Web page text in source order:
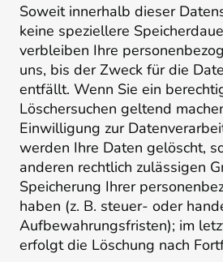
Soweit innerhalb dieser
keine speziellere
verbleiben Ihre
uns, bis der Zweck für die
entfällt. Wenn Sie ein
Löschersuchen geltend
Einwilligung zur
werden Ihre Daten gelöscht,
anderen rechtlich zulässigen
Speicherung Ihrer
haben (z. B. steuer- oder
Aufbewahrungsfristen); im
erfolgt die Löschung nach